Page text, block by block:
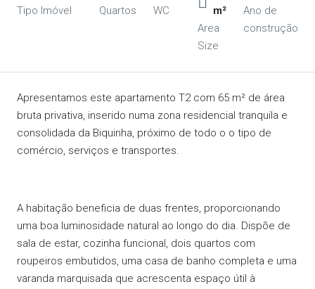
Tipo Imóvel
Quartos
WC
m²
Area
Size
Ano de
construção
Apresentamos este apartamento T2 com 65 m² de área
bruta privativa, inserido numa zona residencial tranquila e
consolidada da Biquinha, próximo de todo o o tipo de
comércio, serviços e transportes.
A habitação beneficia de duas frentes, proporcionando
uma boa luminosidade natural ao longo do dia. Dispõe de
sala de estar, cozinha funcional, dois quartos com
roupeiros embutidos, uma casa de banho completa e uma
varanda marquisada que acrescenta espaço útil à